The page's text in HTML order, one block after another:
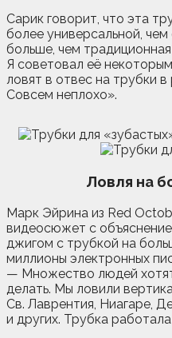
Сарик говорит, что эта
более универсальной,
больше, чем
Я советовал её
ловят в отвес на трубки
Совсем неплохо».
Ловля на
Марк Эйрина из Red
видеосюжет с
джигом с трубкой на
миллионы электронных
— Множество людей
делать. Мы ловили
Св. Лаврентия, Ниагаре,
и других. Трубка